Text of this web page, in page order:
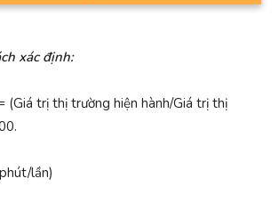
xác định:
(Giá trị thị trường hiện hành/Giá trị thị
lần)